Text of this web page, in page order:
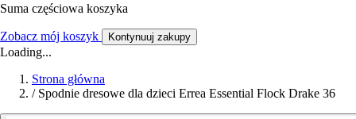
Suma częściowa koszyka
Zobacz mój koszyk Kontynuuj zakupy
Loading...
Strona główna
/ Spodnie dresowe dla dzieci Errea Essential Flock Drake 36